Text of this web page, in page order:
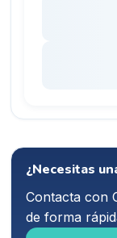
¿Necesitas
Contacta con
de forma